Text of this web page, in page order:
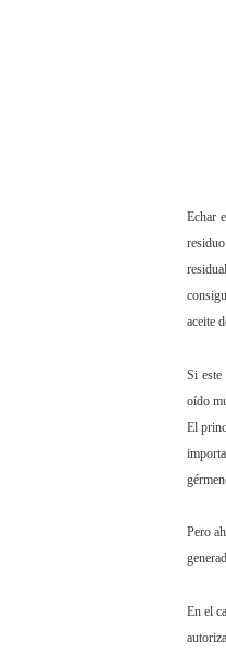
Echar
aceite
Si este
oído
El
Pero
En el